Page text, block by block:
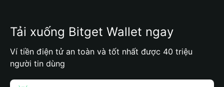
Tải xuống Bitget Wallet ngay
Ví tiền điện tử an toàn và tốt nhất được 40 triệu
người tin dùng